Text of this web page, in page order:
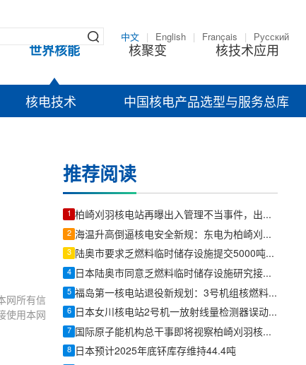
中文 English Français Русский
世界核能 核聚变 核技术应用
核电技术 中国核电产品选型与服务总库
网所有信
使用本网
推荐阅读
1 柏崎刈羽核电站再曝出入管理不当事件，出口闸门未能拦截异常通行
2 海温升高倒逼核电安全新规：东电为柏崎刈羽核电站设临停标准
3 陆奥市要求乏燃料临时储存设施提交5000吨运输修订方案
4 日本陆奥市同意乏燃料临时储存设施研究接收其他企业燃料
5 福岛第一核电站退役新规划：3号机组核燃料碎片取出前将优先内部调查
6 日本女川核电站2号机一放射线量检测器误动作，读数数百次异常波动
7 国际原子能机构总干事即将视察柏崎刈羽核电站
8 日本预计2025年底钚库存维持44.4吨